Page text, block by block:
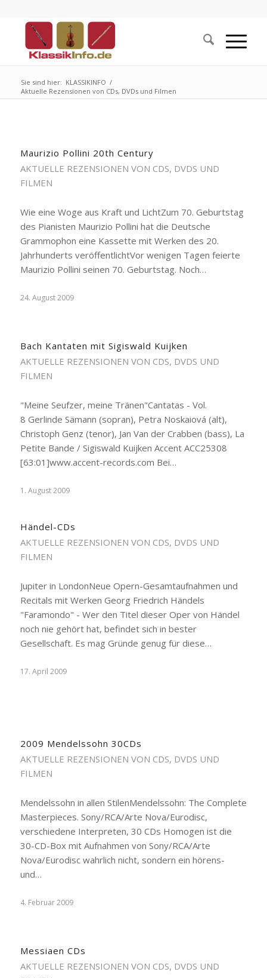
Sie sind hier: KLASSIKINFO /
Aktuelle Rezensionen von CDs, DVDs und Filmen
Maurizio Pollini 20th Century
AKTUELLE REZENSIONEN VON CDS, DVDS UND
FILMEN
Wie eine Woge aus Kraft und LichtZum 70. Geburtstag
des Pianisten Maurizio Pollini hat die Deutsche
Grammophon eine Kassette mit Werken des 20.
Jahrhunderts veröffentlichtVor wenigen Tagen feierte
Maurizio Pollini seinen 70. Geburtstag. Noch…
24. August 2009
Bach Kantaten mit Sigiswald Kuijken
AKTUELLE REZENSIONEN VON CDS, DVDS UND
FILMEN
"Meine Seufzer, meine Tränen"Cantatas - Vol.
8 Gerlinde Sämann (sopran), Petra Noskaiová (alt),
Christoph Genz (tenor), Jan Van der Crabben (bass), La
Petite Bande / Sigiswald Kuijken Accent ACC25308
[63:01]www.accent-records.com Bei…
1. August 2009
Händel-CDs
AKTUELLE REZENSIONEN VON CDS, DVDS UND
FILMEN
Jupiter in LondonNeue Opern-Gesamtaufnahmen und
Recitals mit Werken Georg Friedrich Händels
"Faramondo" - Wer den Titel dieser Oper von Händel
noch nie gehört hat, befindet sich in bester
Gesellschaft. Es mag Gründe genug für diese…
17. April 2009
2009 Mendelssohn 30CDs
AKTUELLE REZENSIONEN VON CDS, DVDS UND
FILMEN
Mendelssohn in allen StilenMendelssohn: The Complete
Masterpieces. Sony/RCA/Arte Nova/Eurodisc,
verschiedene Interpreten, 30 CDs Homogen ist die
30-CD-Box mit Aufnahmen von Sony/RCA/Arte
Nova/Eurodisc wahrlich nicht, sondern ein hörens-
und…
4. Februar 2009
Messiaen CDs
AKTUELLE REZENSIONEN VON CDS, DVDS UND